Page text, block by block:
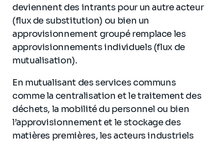
deviennent des intrants pour un autre acteur
(flux de substitution) ou bien un
approvisionnement groupé remplace les
approvisionnements individuels (flux de
mutualisation).
En mutualisant des services communs
comme la centralisation et le traitement des
déchets, la mobilité du personnel ou bien
l’approvisionnement et le stockage des
matières premières, les acteurs industriels